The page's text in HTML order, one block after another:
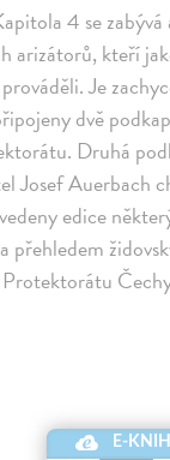
4 se
arizátorů, kteří
Je
dvě
Druhá
Josef Auerbach
edice
přehledem
E-